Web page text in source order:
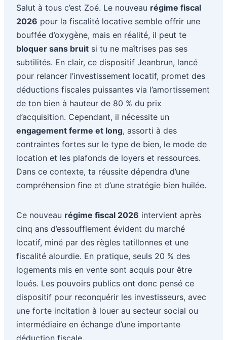
Salut à tous c’est Zoé. Le nouveau régime fiscal
2026 pour la fiscalité locative semble offrir une
bouffée d’oxygène, mais en réalité, il peut te
bloquer sans bruit si tu ne maîtrises pas ses
subtilités. En clair, ce dispositif Jeanbrun, lancé
pour relancer l’investissement locatif, promet des
déductions fiscales puissantes via l’amortissement
de ton bien à hauteur de 80 % du prix
d’acquisition. Cependant, il nécessite un
engagement ferme et long, assorti à des
contraintes fortes sur le type de bien, le mode de
location et les plafonds de loyers et ressources.
Dans ce contexte, ta réussite dépendra d’une
compréhension fine et d’une stratégie bien huilée.
Ce nouveau régime fiscal 2026 intervient après
cinq ans d’essoufflement évident du marché
locatif, miné par des règles tatillonnes et une
fiscalité alourdie. En pratique, seuls 20 % des
logements mis en vente sont acquis pour être
loués. Les pouvoirs publics ont donc pensé ce
dispositif pour reconquérir les investisseurs, avec
une forte incitation à louer au secteur social ou
intermédiaire en échange d’une importante
déduction fiscale.